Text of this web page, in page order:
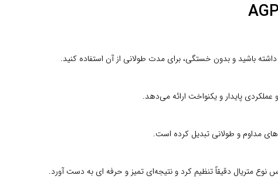
باشید و بدون خستگی، برای مدت طولانی از آن استفاده کنید.
مداوم و طولانی تبدیل کرده است.
متریال دقیقاً تنظیم کرد و نتیجه‌ای تمیز و حرفه‌ ای به دست آورد.